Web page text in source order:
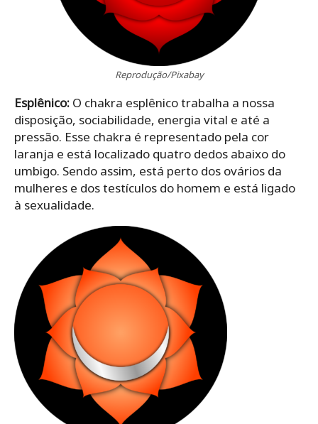
Reprodução/Pixabay
Esplênico: O chakra esplênico trabalha a nossa
disposição, sociabilidade, energia vital e até a
pressão. Esse chakra é representado pela cor
laranja e está localizado quatro dedos abaixo do
umbigo. Sendo assim, está perto dos ovários da
mulheres e dos testículos do homem e está ligado
à sexualidade.